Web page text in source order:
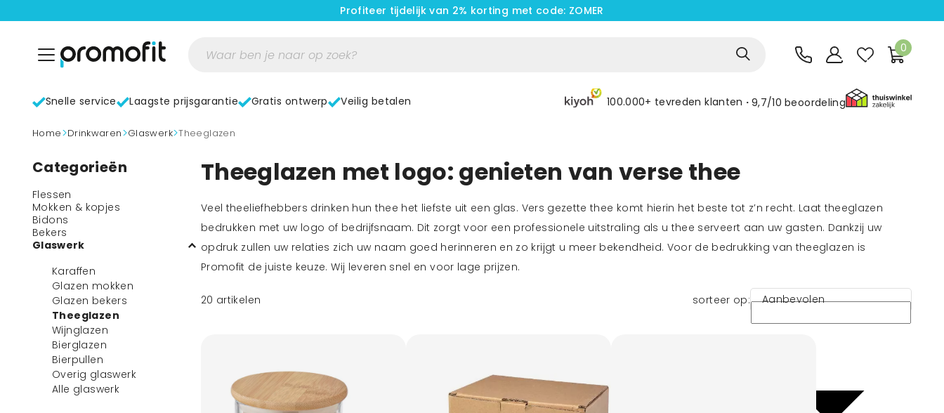
Profiteer tijdelijk van 2% korting met code: ZOMER
0
Snelle service Laagste prijsgarantie Gratis ontwerp Veilig betalen 100.000+ tevreden klanten 9,7/10 beoordeling
home> Drinkwaren> Glaswerk> Theeglazen
Categorieën
Flessen
Mokken & kopjes
Bidons
Bekers
Glaswerk
Karaffen
Glazen mokken
Glazen bekers
Theeglazen
Wijnglazen
Bierglazen
Bierpullen
Overig glaswerk
Alle glaswerk
Theeglazen met logo: genieten van verse thee
Veel theeliefhebbers drinken hun thee het liefste uit een glas. Vers gezette thee komt hierin het beste tot z’n recht. Laat theeglazen
bedrukken met uw logo of bedrijfsnaam. Dit zorgt voor een professionele uitstraling als u thee serveert aan uw gasten. Dankzij uw
opdruk zullen uw relaties zich uw naam goed herinneren en zo krijgt u meer bekendheid. Voor de bedrukking van theeglazen is
Promofit de juiste keuze. Wij leveren snel en voor lage prijzen.
20 artikelen sorteer op: Aanbevolen